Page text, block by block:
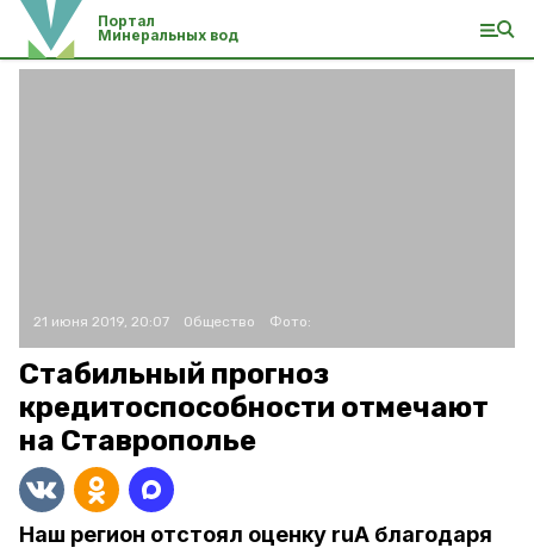
Портал
Минеральных вод
21 июня 2019, 20:07 Общество Фото:
Стабильный прогноз
кредитоспособности отмечают
на Ставрополье
Наш регион отстоял оценку ruА благодаря